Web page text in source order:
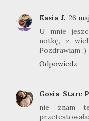
Kasia J. 26
U mnie
notkę, z
Pozdrawiam :)
Odpowiedz
Gosia-Stare
nie znam